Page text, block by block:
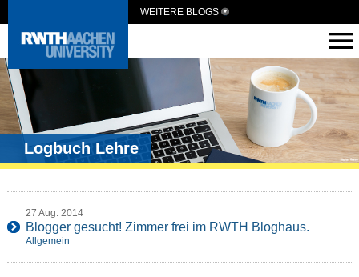
WEITERE BLOGS
Logbuch Lehre
27 Aug. 2014
Blogger gesucht! Zimmer frei im RWTH Bloghaus.
Allgemein